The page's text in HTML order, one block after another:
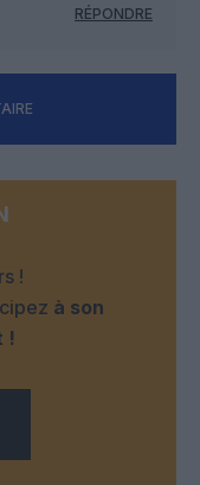
RÉPONDRE
!
à son
!